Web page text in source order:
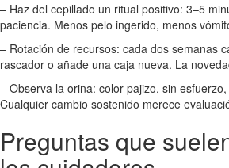
– Haz del cepillado un ritual positivo: 3–5
paciencia. Menos pelo ingerido, menos
– Rotación de recursos: cada dos semanas
rascador o añade una caja nueva. La
– Observa la orina: color pajizo, sin
Cualquier cambio sostenido merece
Preguntas que